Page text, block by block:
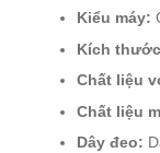
Kiểu máy:
Kích
Chất liệu
Chất liệu
Dây đeo: